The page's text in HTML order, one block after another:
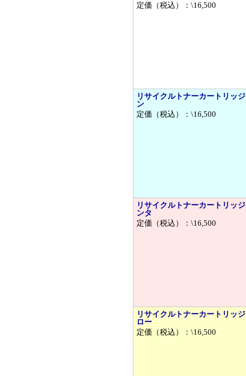
定価（税込）：\16,500
リサイクルトナーカートリッ
ン
定価（税込）：\16,500
リサイクルトナーカートリッ
ンタ
定価（税込）：\16,500
リサイクルトナーカートリッ
ロー
定価（税込）：\16,500